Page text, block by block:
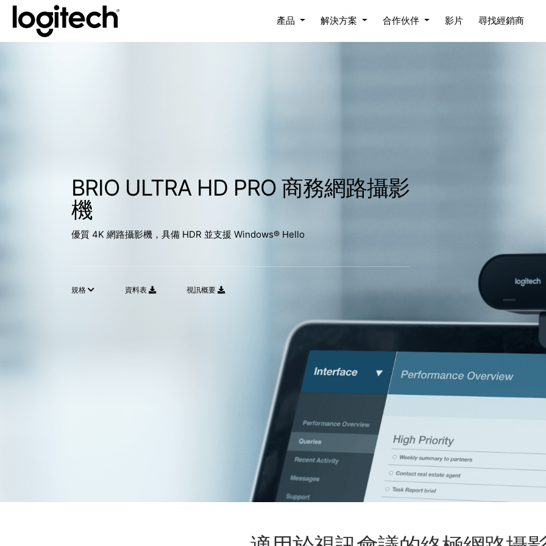
產品 解決方案 合作伙伴 影片 尋找經銷商
BRIO ULTRA HD PRO 商務網路攝影
機
優質 4K 網路攝影機，具備 HDR 並支援 Windows® Hello
規格 資料表 視訊概要